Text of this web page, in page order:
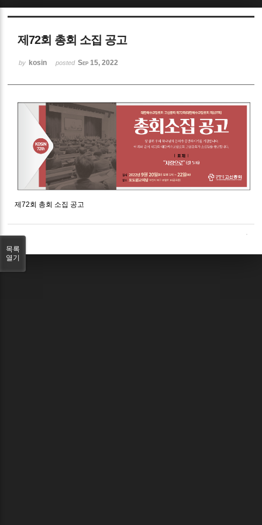
제72회 총회 소집 공고
by kosin posted Sep 15, 2022
제72회 총회 소집 공고
목록
열기
Sketchbook5, 스케치북5
Sketchbook5, 스케치북5